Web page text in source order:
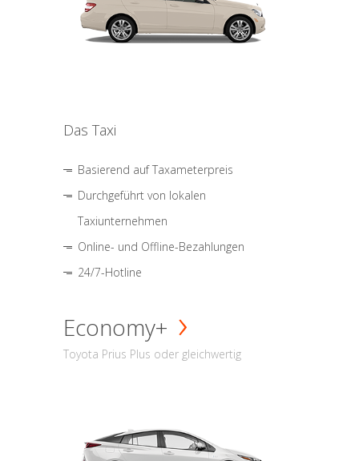
Das Taxi
Basierend auf Taxameterpreis
Durchgeführt von lokalen
Taxiunternehmen
Online- und Offline-Bezahlungen
24/7-Hotline
Economy+
Toyota Prius Plus oder gleichwertig